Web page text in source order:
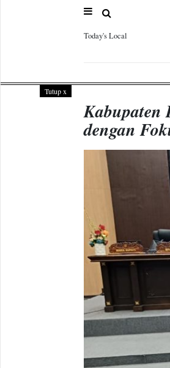
Today's Local
Tutupx
Kabupaten
dengan